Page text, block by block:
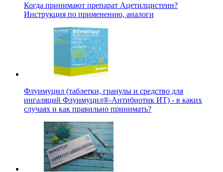
Когда принимают препарат Ацетилцистеин?
Инструкция по применению, аналоги
Флуимуцил (таблетки, гранулы и средство для
ингаляций Флуимуцил®-Антибиотик ИТ) - в каких
случаях и как правильно принимать?